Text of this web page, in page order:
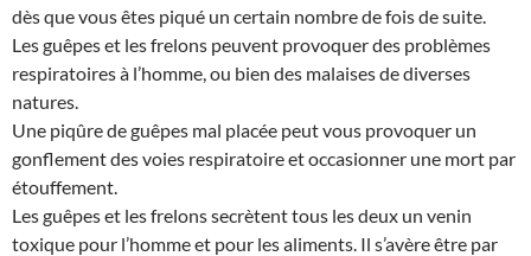
dès que vous êtes piqué un certain nombre de fois de suite.
Les guêpes et les frelons peuvent provoquer des problèmes
respiratoires à l’homme, ou bien des malaises de diverses
natures.
Une piqûre de guêpes mal placée peut vous provoquer un
gonflement des voies respiratoire et occasionner une mort par
étouffement.
Les guêpes et les frelons secrètent tous les deux un venin
toxique pour l’homme et pour les aliments. Il s’avère être par